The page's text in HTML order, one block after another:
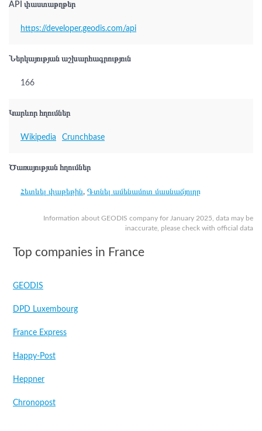
Information about GEODIS company for January 2025, data may be
inaccurate, please check with official data
API փաստաթղթեր
https://developer.geodis.com/api
Ներկայության աշխարհագրություն
166
Կարևոր հղումներ
Wikipedia Crunchbase
Ծառայության հղումներ
Հետևել փաթեթին, Գտնել ամենամոտ մասնաճյուղը
Top companies in France
GEODIS
DPD Luxembourg
France Express
Happy-Post
Heppner
Chronopost